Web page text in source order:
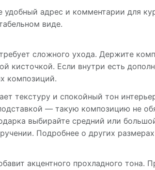
удобный адрес и комментарии для
виде.
сложного ухода. Держите
кисточкой. Если внутри есть
композиций.
текстуру и спокойный тон
— такую композицию не
выбирайте средний или
Подробнее о других
акцентного прохладного тона.